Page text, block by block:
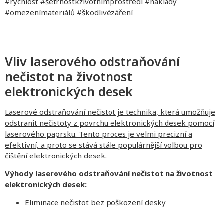
#omezenímateriálů #škodlivézáření
Vliv laserového odstraňování
nečistot na životnost
elektronických desek
Laserové odstraňování nečistot je technika, která umožňuje
odstranit nečistoty z povrchu elektronických desek pomocí
laserového paprsku. Tento proces je velmi precizní a
efektivní, a proto se stává stále populárnější volbou pro
čištění elektronických desek.
Výhody laserového odstraňování nečistot na životnost
elektronických desek:
Eliminace nečistot bez poškození desky